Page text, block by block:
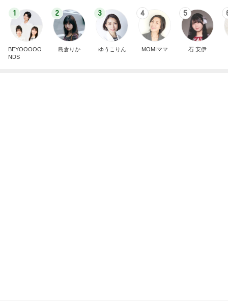
1
BEYOOOOO
NDS
2
島倉りか
3
ゆうこりん
4
MOMIママ
5
石 安伊